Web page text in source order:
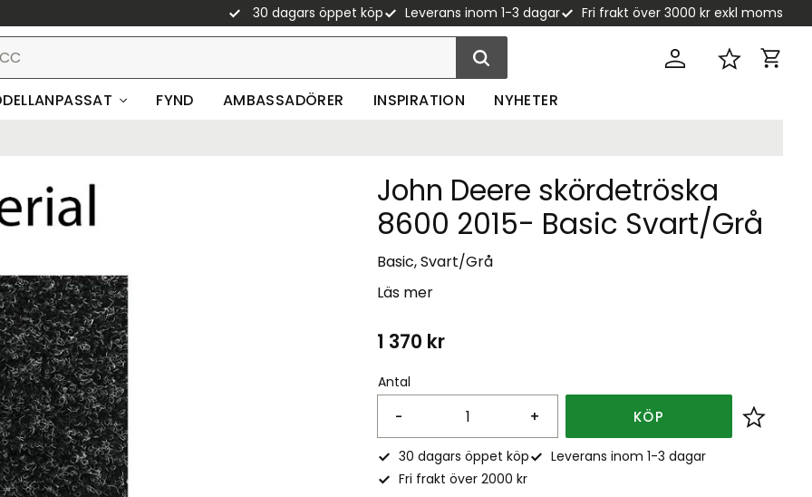
30 dagars öppet köp Leverans inom 1-3 dagar Fri frakt över 3000 kr exkl moms
Favoriter
FYND AMBASSADÖRER INSPIRATION NYHETER
John Deere skördetröska
8600 2015- Basic Svart/Grå
Basic, Svart/Grå
Läs mer
1 370 kr
Antal
+
- KÖP Lägg
30 dagars öppet köp
Leverans inom 1-3 dagar
Fri frakt över 2000 kr